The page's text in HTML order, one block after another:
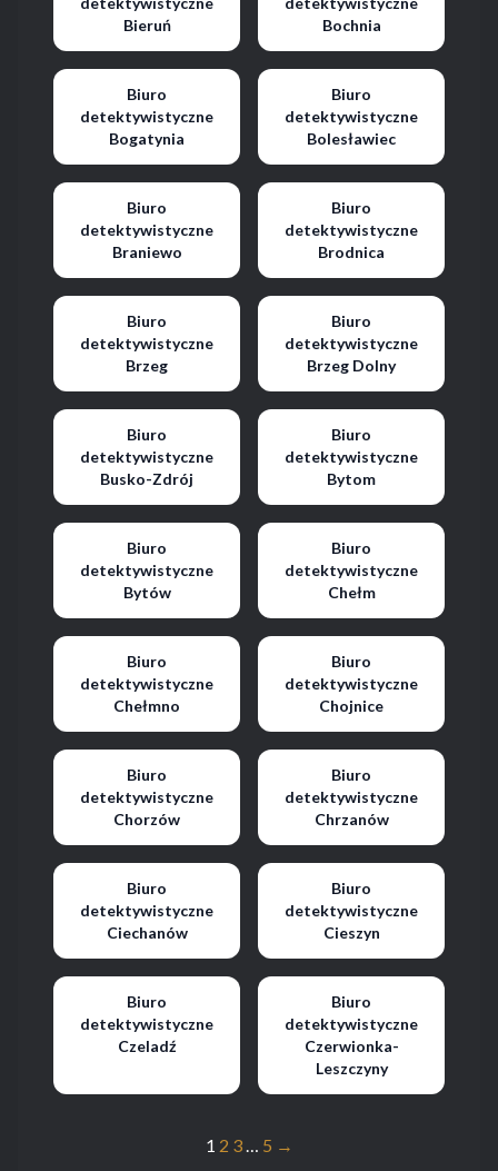
Bieruń
Bochnia
Biuro
detektywistyczne
Bogatynia
Biuro
detektywistyczne
Bolesławiec
Biuro
detektywistyczne
Braniewo
Biuro
detektywistyczne
Brodnica
Biuro
detektywistyczne
Brzeg
Biuro
detektywistyczne
Brzeg Dolny
Biuro
detektywistyczne
Busko-Zdrój
Biuro
detektywistyczne
Bytom
Biuro
detektywistyczne
Bytów
Biuro
detektywistyczne
Chełm
Biuro
detektywistyczne
Chełmno
Biuro
detektywistyczne
Chojnice
Biuro
detektywistyczne
Chorzów
Biuro
detektywistyczne
Chrzanów
Biuro
detektywistyczne
Ciechanów
Biuro
detektywistyczne
Cieszyn
Biuro
detektywistyczne
Czeladź
Biuro
detektywistyczne
Czerwionka-
Leszczyny
Stronicowanie
1 2 3… 5 →